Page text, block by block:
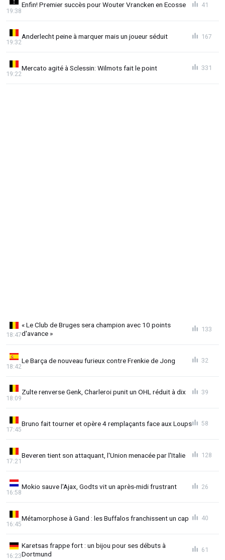
Enfin! Premier succès pour Wouter Vrancken en Ecosse
19:38
41
Anderlecht peine à marquer mais un joueur séduit
19:32
167
Mercato agité à Sclessin: Wilmots fait le point
19:22
331
« Le Club de Bruges sera champion avec 10 points
d'avance »
18:47
133
Le Barça de nouveau furieux contre Frenkie de Jong
18:42
32
Zulte renverse Genk, Charleroi punit un OHL réduit à dix
18:09
39
Bruno fait tourner et opère 4 remplaçants face aux Loups
17:45
58
Beveren tient son attaquant, l'Union menacée par l'Italie
17:21
128
Mokio sauve l'Ajax, Godts vit un après-midi frustrant
16:58
26
Métamorphose à Gand : les Buffalos franchissent un cap
16:45
40
Karetsas frappe fort : un bijou pour ses débuts à
Dortmund
16:23
61